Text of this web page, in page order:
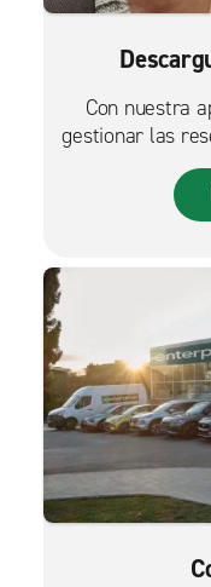
Con nuestra
gestionar las